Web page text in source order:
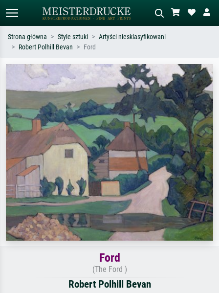
Szukaj wg artysty, tytułu lub stylu – np.
Monet, Gwiaździsta noc,
impresjonizm, fala Hokusaia, akt.
Opisz scenę – np. zielona łąka,
abstrakcja z czerwienią, ciemny olej,
stojący akt obok drzewa.
Strona główna Style sztuki
Artyści niesklasyfikowani
Robert Polhill Bevan
Ford
Ford
(The Ford )
Robert Polhill Bevan